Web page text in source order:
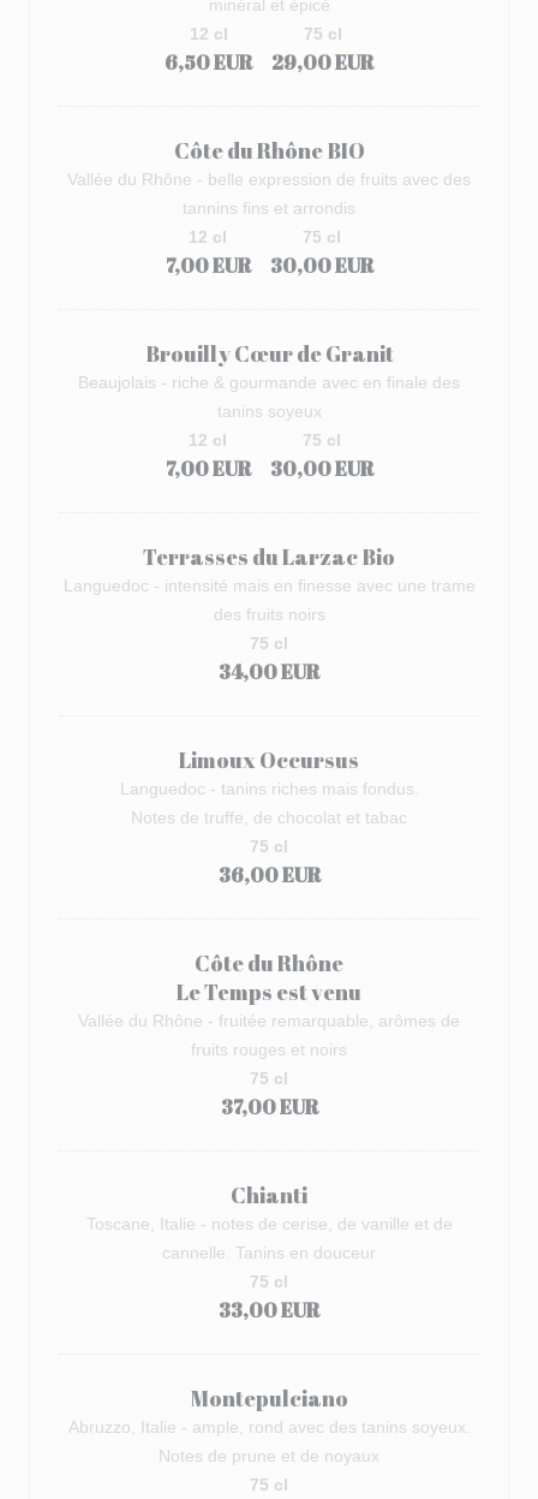
minéral et épicé
6,50 EUR
12 cl
29,00 EUR
75 cl
Côte du Rhône BIO
Vallée du Rhône - belle expression de fruits avec des
tannins fins et arrondis
7,00 EUR
12 cl
30,00 EUR
75 cl
Brouilly Cœur de Granit
Beaujolais - riche & gourmande avec en finale des
tanins soyeux
7,00 EUR
12 cl
30,00 EUR
75 cl
Terrasses du Larzac Bio
Languedoc - intensité mais en finesse avec une trame
des fruits noirs
34,00 EUR
75 cl
Limoux Occursus
Languedoc - tanins riches mais fondus.
Notes de truffe, de chocolat et tabac
36,00 EUR
75 cl
Côte du Rhône
Le Temps est venu
Vallée du Rhône - fruitée remarquable, arômes de
fruits rouges et noirs
37,00 EUR
75 cl
Chianti
Toscane, Italie - notes de cerise, de vanille et de
cannelle. Tanins en douceur
33,00 EUR
75 cl
Montepulciano
Abruzzo, Italie - ample, rond avec des tanins soyeux.
Notes de prune et de noyaux
75 cl